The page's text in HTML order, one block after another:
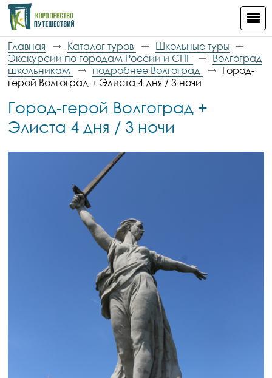
Главная Каталог туров
Школьные туры
Экскурсии по городам России и СНГ
Волгоград
школьникам
подробнее Волгоград
Город-
герой Волгоград + Элиста 4 дня / 3 ночи
Город-герой Волгоград +
Элиста 4 дня / 3 ночи